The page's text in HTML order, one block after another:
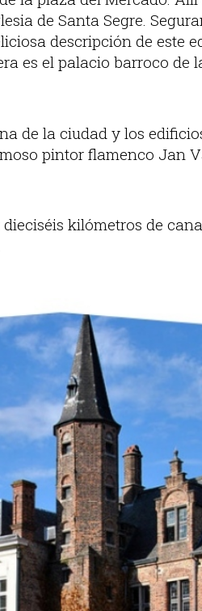
de Santa Segre.
descripción de este
es el palacio barroco de
de la ciudad y los
pintor flamenco Jan
kilómetros de